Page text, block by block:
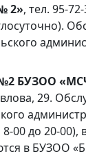
2», тел. 95-
БУЗОО
29.
8-00 до 20-00),
в БУЗОО